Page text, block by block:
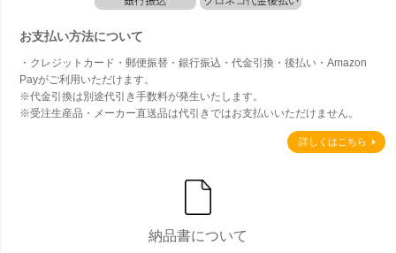
お支払い方法について
・クレジットカード・郵便振替・銀行振込・代金引換・後払い・Amazon
Payがご利用いただけます。
※代金引換は別途代引き手数料が発生いたします。
※受注生産品・メーカー直送品は代引きではお支払いいただけません。
詳しくはこちら
納品書について